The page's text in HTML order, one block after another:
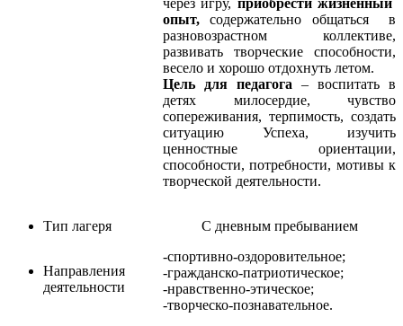
опыт, содержательно общаться в
разновозрастном коллективе,
развивать творческие способности,
весело и хорошо отдохнуть летом.
Цель для педагога – воспитать в
детях милосердие, чувство
сопереживания, терпимость, создать
ситуацию Успеха, изучить
ценностные ориентации,
способности, потребности, мотивы к
творческой деятельности.
Тип лагеря С дневным пребыванием
Направления
деятельности
-спортивно-оздоровительное;
-гражданско-патриотическое;
-нравственно-этическое;
-творческо-познавательное.